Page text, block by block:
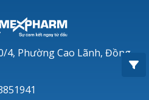
4, Phường Cao Lãnh, Đồng